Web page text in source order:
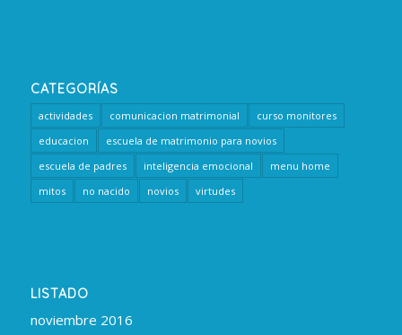
CATEGORÍAS
actividades comunicacion matrimonial
curso monitores
educacion
escuela de matrimonio para novios
escuela de padres
inteligencia emocional
menu home
mitos
no nacido novios virtudes
LISTADO
noviembre 2016